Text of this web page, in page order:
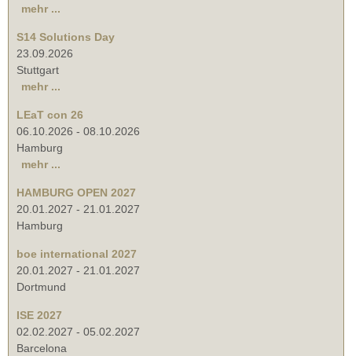
mehr ...
S14 Solutions Day
23.09.2026
Stuttgart
mehr ...
LEaT con 26
06.10.2026 - 08.10.2026
Hamburg
mehr ...
HAMBURG OPEN 2027
20.01.2027 - 21.01.2027
Hamburg
boe international 2027
20.01.2027 - 21.01.2027
Dortmund
ISE 2027
02.02.2027 - 05.02.2027
Barcelona